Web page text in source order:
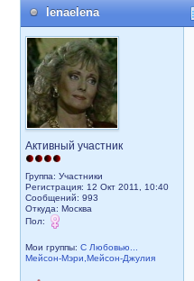
lenaelena
Активный участник
Группа: Участники
Регистрация: 12 Окт 2011, 10:40
Сообщений: 993
Откуда: Москва
Пол:
Мои группы: С Любовью...
Мейсон-Мэри,Мейсон-Джулия